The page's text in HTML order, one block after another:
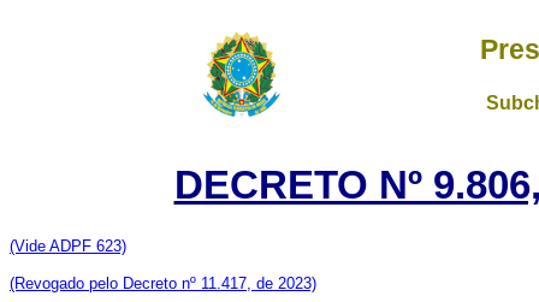
DECRETO Nº
(Vide ADPF 623)
(Revogado pelo Decreto nº 11.417, de 2023)